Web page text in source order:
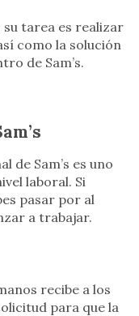
su tarea es realizar
como la solución
de Sam’s.
de Sam’s es uno
laboral. Si
pasar por al
a trabajar.
recibe a los
para que la